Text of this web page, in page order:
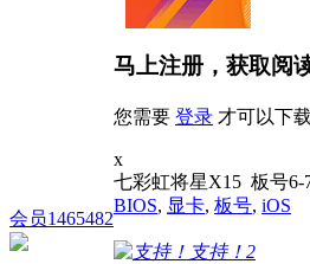
会员1465482
马上注册，获取阅
您需要 登录 才可以下
x
七彩虹将星X15 板号6-
BIOS, 显卡, 板号, iOS
支持！ 2